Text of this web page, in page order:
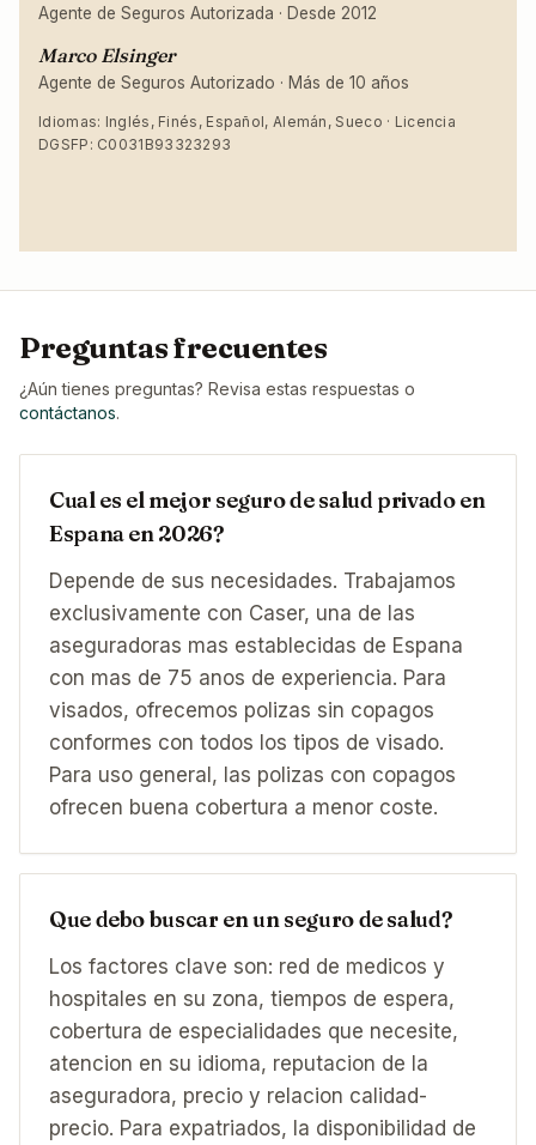
Agente de Seguros Autorizada · Desde 2012
Marco Elsinger
Agente de Seguros Autorizado · Más de 10 años
Idiomas: Inglés, Finés, Español, Alemán, Sueco · Licencia
DGSFP: C0031B93323293
Preguntas frecuentes
¿Aún tienes preguntas? Revisa estas respuestas o
contáctanos.
Cual es el mejor seguro de salud privado en
Espana en 2026?
Depende de sus necesidades. Trabajamos
exclusivamente con Caser, una de las
aseguradoras mas establecidas de Espana
con mas de 75 anos de experiencia. Para
visados, ofrecemos polizas sin copagos
conformes con todos los tipos de visado.
Para uso general, las polizas con copagos
ofrecen buena cobertura a menor coste.
Que debo buscar en un seguro de salud?
Los factores clave son: red de medicos y
hospitales en su zona, tiempos de espera,
cobertura de especialidades que necesite,
atencion en su idioma, reputacion de la
aseguradora, precio y relacion calidad-
precio. Para expatriados, la disponibilidad de